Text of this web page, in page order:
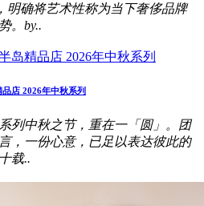
明确将艺术性称为当下奢侈品牌
。by..
店 2026年中秋系列
列中秋之节，重在一「圆」。团
，一份心意，已足以表达彼此的
载..